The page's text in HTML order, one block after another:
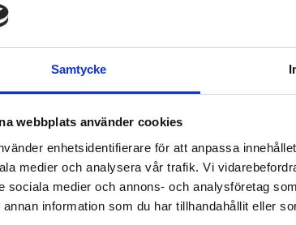
Samtycke
webbplats använder cookies
enhetsidentifierare för att anpassa
medier och analysera vår trafik. Vi
sociala medier och annons- och analysföretag
annan information som du har tillhandahållit eller
För grundutbildning (styckegods) samt
medlem.
Pris